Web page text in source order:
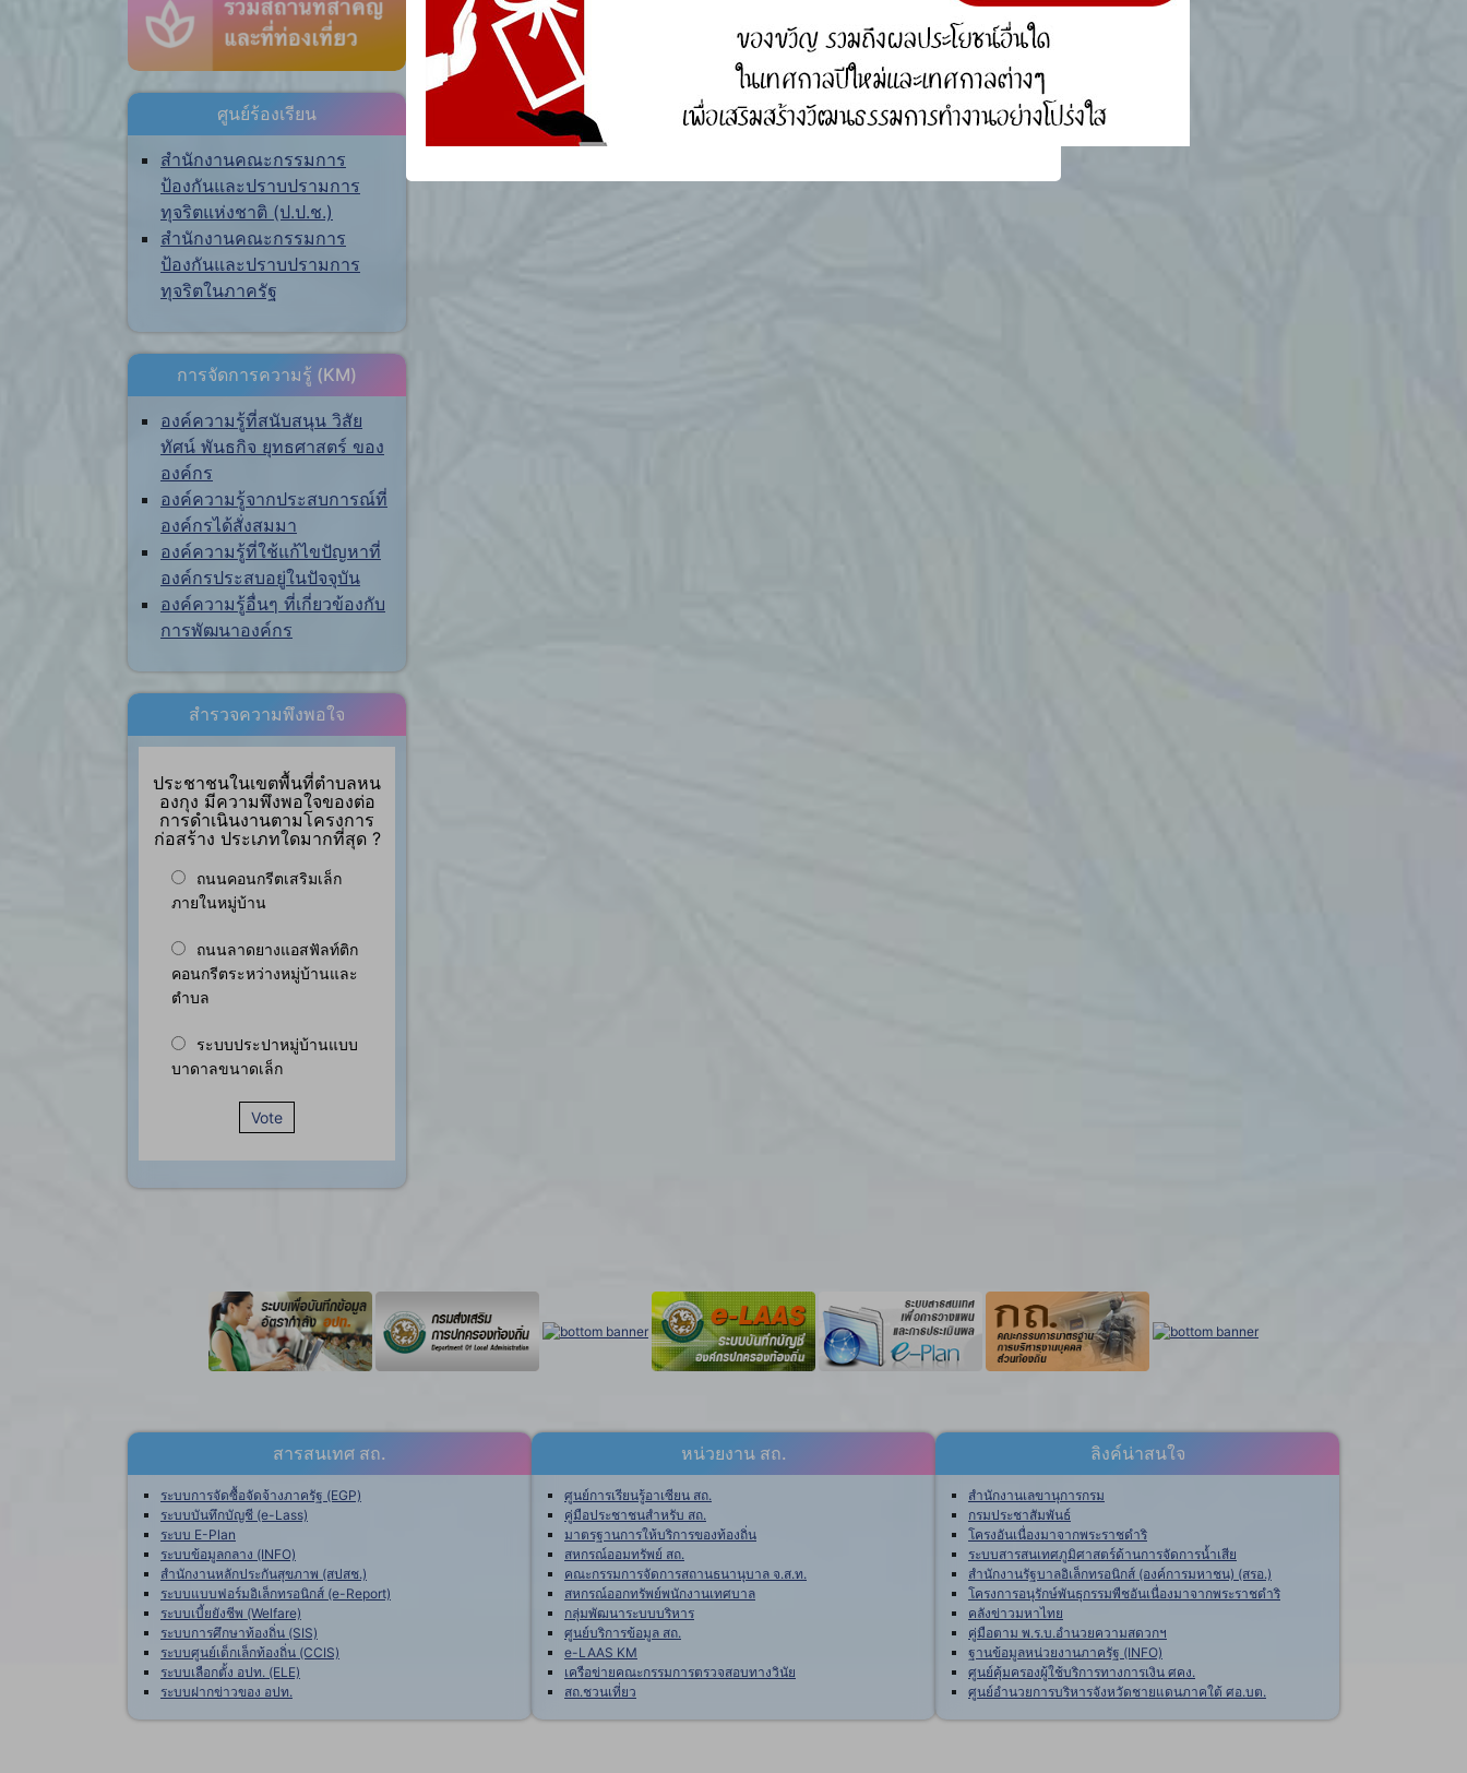
ศูนย์ร้องเรียน
สำนักงานคณะกรรมการ
ป้องกันและปราบปรามการ
ทุจริตแห่งชาติ (ป.ป.ช.)
สำนักงานคณะกรรมการ
ป้องกันและปราบปรามการ
ทุจริตในภาครัฐ
การจัดการความรู้ (KM)
องค์ความรู้ที่สนับสนุน วิสัย
ทัศน์ พันธกิจ ยุทธศาสตร์ ของ
องค์กร
องค์ความรู้จากประสบการณ์ที่
องค์กรได้สั่งสมมา
องค์ความรู้ที่ใช้แก้ไขปัญหาที่
องค์กรประสบอยู่ในปัจจุบัน
องค์ความรู้อื่นๆ ที่เกี่ยวข้องกับ
การพัฒนาองค์กร
สำรวจความพึงพอใจ
ประชาชนในเขตพื้นที่ตำบลหน
องกุง มีความพึงพอใจของต่อ
การดำเนินงานตามโครงการ
ก่อสร้าง ประเภทใดมากที่สุด ?
ถนนคอนกรีตเสริมเล็ก
ภายในหมู่บ้าน
ถนนลาดยางแอสฟัลท์ติก
คอนกรีตระหว่างหมู่บ้านและ
ตำบล
ระบบประปาหมู่บ้านแบบ
บาดาลขนาดเล็ก
Vote
สารสนเทศ สถ.
ระบบการจัดซื้อจัดจ้างภาครัฐ (EGP)
ระบบบันทึกบัญชี (e-Lass)
ระบบ E-Plan
ระบบข้อมูลกลาง (INFO)
สำนักงานหลักประกันสุขภาพ (สปสช.)
ระบบแบบฟอร์มอิเล็กทรอนิกส์ (e-Report)
ระบบเบี้ยยังชีพ (Welfare)
ระบบการศึกษาท้องถิ่น (SIS)
ระบบศูนย์เด็กเล็กท้องถิ่น (CCIS)
ระบบเลือกตั้ง อปท. (ELE)
ระบบฝากข่าวของ อปท.
หน่วยงาน สถ.
ศูนย์การเรียนรู้อาเซียน สถ.
คู่มือประชาชนสำหรับ สถ.
มาตรฐานการให้บริการของท้องถิ่น
สหกรณ์ออมทรัพย์ สถ.
คณะกรรมการจัดการสถานธนานุบาล จ.ส.ท.
สหกรณ์ออกทรัพย์พนักงานเทศบาล
กลุ่มพัฒนาระบบบริหาร
ศูนย์บริการข้อมูล สถ.
e-LAAS KM
เครือข่ายคณะกรรมการตรวจสอบทางวินัย
สถ.ชวนเที่ยว
ลิงค์น่าสนใจ
สำนักงานเลขานุการกรม
กรมประชาสัมพันธ์
โครงอันเนื่องมาจากพระราชดำริ
ระบบสารสนเทศภูมิศาสตร์ด้านการจัดการน้ำเสีย
สำนักงานรัฐบาลอิเล็กทรอนิกส์ (องค์การมหาชน) (สรอ.)
โครงการอนุรักษ์พันธุกรรมพืชอันเนื่องมาจากพระราชดำริ
คลังข่าวมหาไทย
คู่มือตาม พ.ร.บ.อำนวยความสดวกฯ
ฐานข้อมูลหน่วยงานภาครัฐ (INFO)
ศูนย์คุ้มครองผู้ใช้บริการทางการเงิน ศคง.
ศูนย์อำนวยการบริหารจังหวัดชายแดนภาคใต้ ศอ.บต.